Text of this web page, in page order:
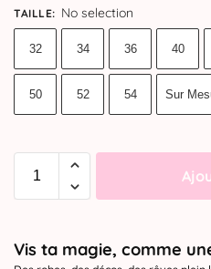
TAILLE: No selection
32 34 36 40
50 52 54 Sur
Vis ta magie, comme